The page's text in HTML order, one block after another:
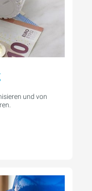
und von